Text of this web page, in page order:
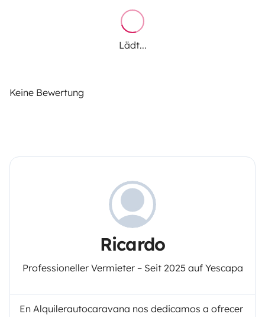
Lädt...
Keine Bewertung
Ricardo
Professioneller Vermieter – Seit 2025 auf Yescapa
En Alquilerautocaravana nos dedicamos a ofrecer